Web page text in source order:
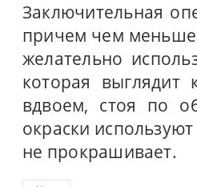
Заключительная
причем чем меньше
желательно
которая выглядит
вдвоем, стоя по
окраски
не прокрашивает.